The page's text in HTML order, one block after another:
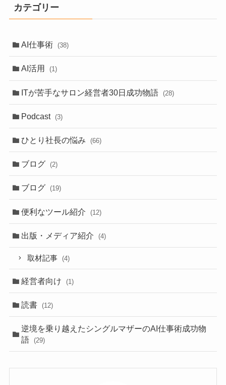
カテゴリー
AI仕事術 (38)
AI活用 (1)
ITが苦手なサロン経営者30日成功物語 (28)
Podcast (3)
ひとり社長の悩み (66)
ブログ (2)
ブログ (19)
便利なツール紹介 (12)
出版・メディア紹介 (4)
取材記事 (4)
経営者向け (1)
読書 (12)
逆境を乗り越えたシングルマザーのAI仕事術成功物
語
(29)